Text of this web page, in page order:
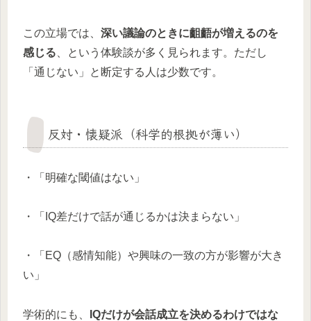
この立場では、 深い議論のときに齟齬が増えるのを
感じる 、という体験談が多く見られます。ただし
「通じない」と断定する人は少数です。
反対・懐疑派（科学的根拠が薄い）
・「明確な閾値はない」
・「IQ差だけで話が通じるかは決まらない」
・「EQ（感情知能）や興味の一致の方が影響が大き
い」
学術的にも、
IQだけが会話成立を決めるわけではな